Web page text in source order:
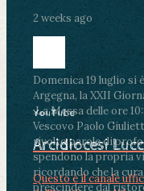
2 weeks ago
Domenica 19 luglio si
Argegna, la XXII
.La Messa delle ore
Vescovo Paolo
rivolto parole di
spendono la propria
ricordando che la
prescindere dal
YouTube
Arcidiocesi
Questo è il canale